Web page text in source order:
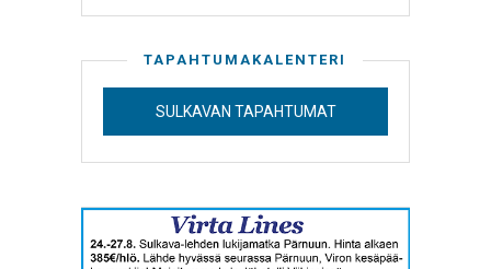
TAPAHTUMAKALENTERI
SULKAVAN TAPAHTUMAT